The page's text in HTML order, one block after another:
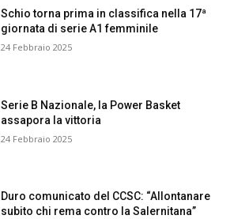
Schio torna prima in classifica nella 17ª
giornata di serie A1 femminile
24 Febbraio 2025
Serie B Nazionale, la Power Basket
assapora la vittoria
24 Febbraio 2025
Duro comunicato del CCSC: “Allontanare
subito chi rema contro la Salernitana”